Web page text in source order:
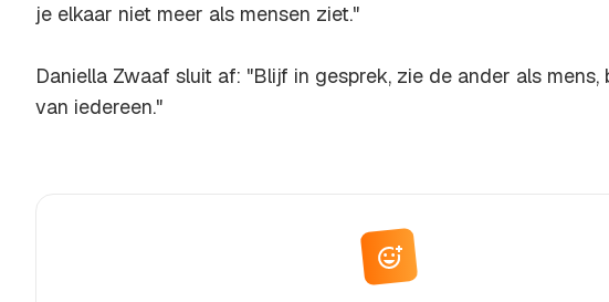
je elkaar niet meer als mensen ziet."
Daniella Zwaaf sluit af: "Blijf in gesprek, zie de ander als mens,
van iedereen."